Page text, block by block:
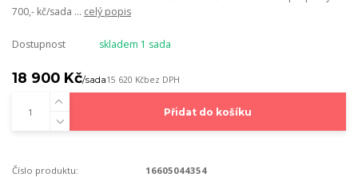
700,- kč/sada ... celý popis
Dostupnost skladem 1 sada
18 900 Kč/sada15 620 Kčbez DPH
Přidat do košíku
Číslo produktu:
16605044354